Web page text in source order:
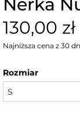
Nerka
130,00 zł
Najniższa cena z 30
Rozmiar
S